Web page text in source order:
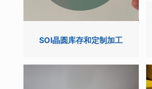
SOI晶圆库存和定制加工